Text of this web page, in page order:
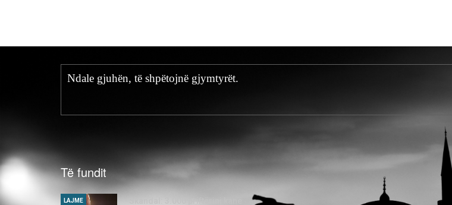
Ndale gjuhën, të shpëtojnë gjymtyrët.
Të fundit
LAJME